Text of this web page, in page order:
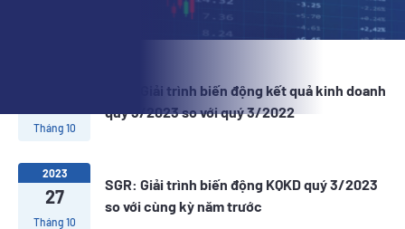
Tháng 10
SGR: Giải trình biến động kết quả kinh doanh
quý 3/2023 so với quý 3/2022
2023
27
Tháng 10
SGR: Giải trình biến động KQKD quý 3/2023
so với cùng kỳ năm trước